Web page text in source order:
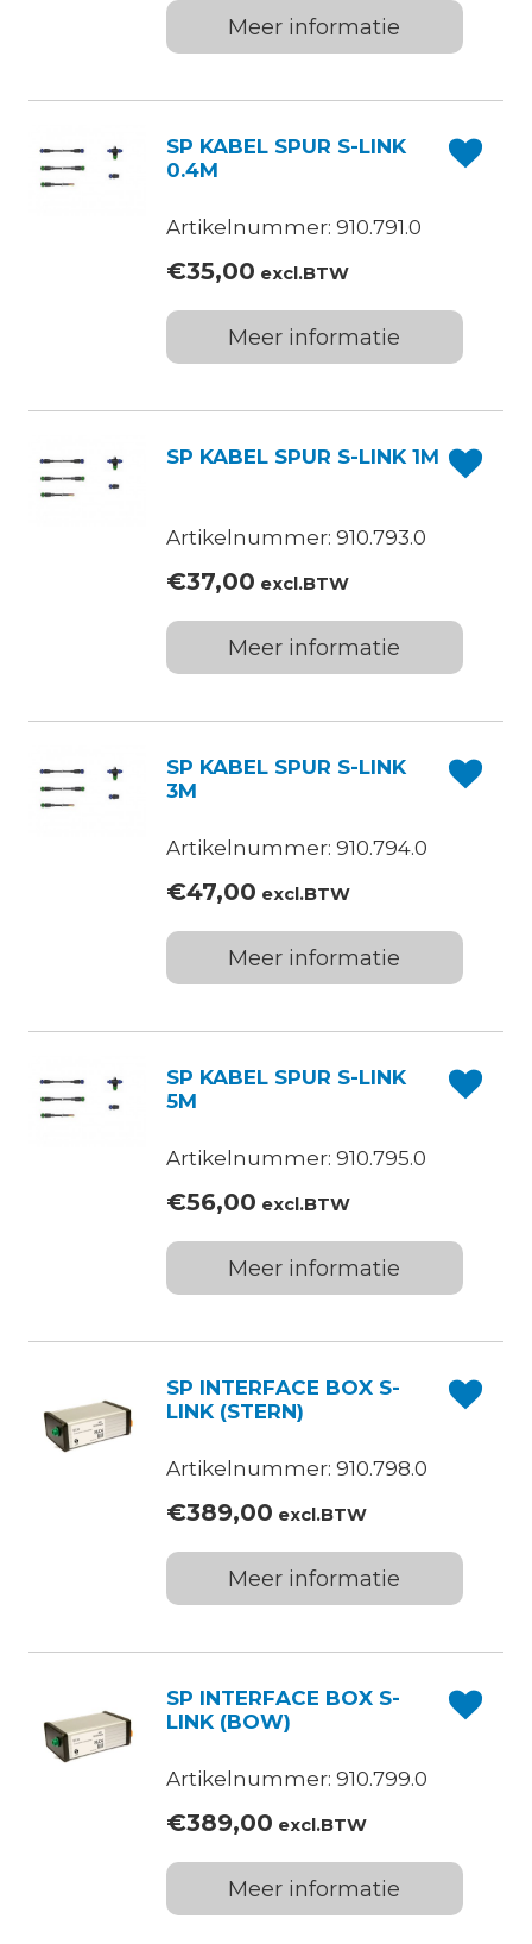
Meer informatie
SP KABEL SPUR S-LINK
0.4M
Artikelnummer: 910.791.0
€35,00 excl.BTW
Meer informatie
SP KABEL SPUR S-LINK 1M
Artikelnummer: 910.793.0
€37,00 excl.BTW
Meer informatie
SP KABEL SPUR S-LINK
3M
Artikelnummer: 910.794.0
€47,00 excl.BTW
Meer informatie
SP KABEL SPUR S-LINK
5M
Artikelnummer: 910.795.0
€56,00 excl.BTW
Meer informatie
SP INTERFACE BOX S-
LINK (STERN)
Artikelnummer: 910.798.0
€389,00 excl.BTW
Meer informatie
SP INTERFACE BOX S-
LINK (BOW)
Artikelnummer: 910.799.0
€389,00 excl.BTW
Meer informatie